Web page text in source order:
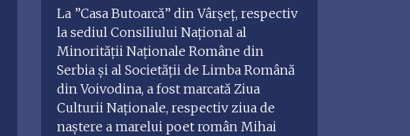
La ”Casa Butoarcă” din Vârşeț, respectiv
la sediul Consiliului Național al
Minorității Naționale Române din
Serbia și al Societății de Limba Română
din Voivodina, a fost marcată Ziua
Culturii Naționale, respectiv ziua de
naştere a marelui poet român Mihai